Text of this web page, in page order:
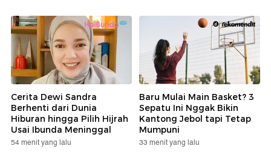
Cerita Dewi Sandra
Berhenti dari Dunia
Hiburan hingga Pilih Hijrah
Usai Ibunda Meninggal
54 menit yang lalu
Baru Mulai Main Basket? 3
Sepatu Ini Nggak Bikin
Kantong Jebol tapi Tetap
Mumpuni
33 menit yang lalu